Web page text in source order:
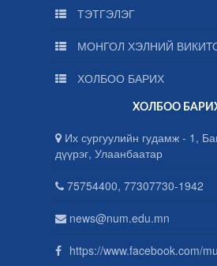
ТЭТГЭЛЭГ
МОНГОЛ ХЭЛНИЙ
ХОЛБОО БАРИХ
ХОЛБОО
Их сургуулийн гудамж - 1,
дүүрэг, Улаанбаатар
75754400, 77307730-1942
news@num.edu.mn
https://www.facebook.com/